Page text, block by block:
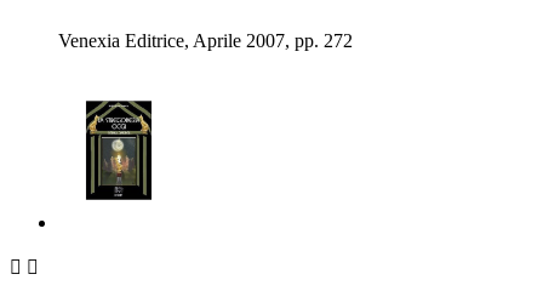
Venexia Editrice, Aprile 2007, pp. 272
 